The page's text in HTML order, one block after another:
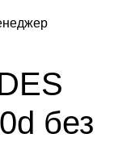
без